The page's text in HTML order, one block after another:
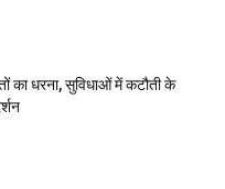
का धरना, सुविधाओं में कटौती के